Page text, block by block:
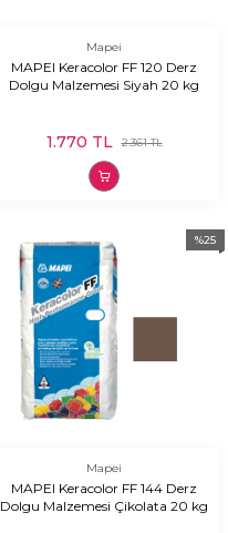
Mapei
MAPEI Keracolor FF 120 Derz
Dolgu Malzemesi Siyah 20 kg
2.361TL
1.770 TL
%25
Mapei
MAPEI Keracolor FF 144 Derz
Dolgu Malzemesi Çikolata 20 kg